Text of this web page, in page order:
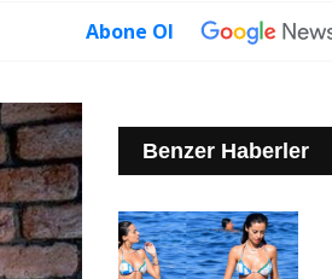
Abone Ol
Benzer Haberler